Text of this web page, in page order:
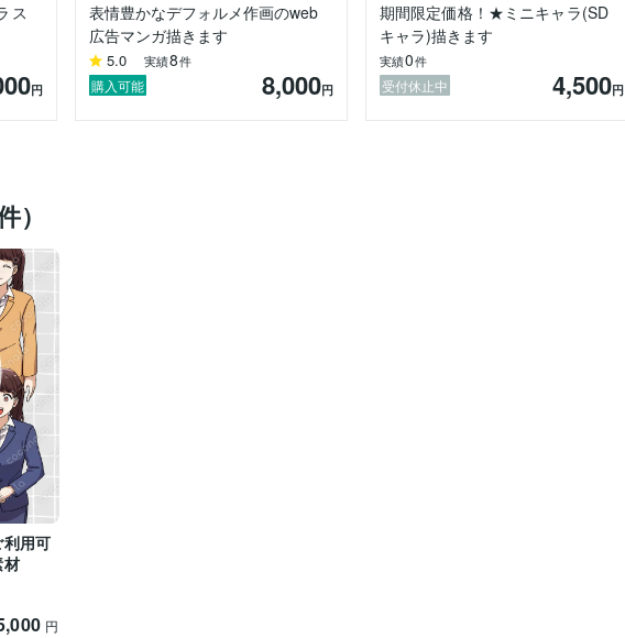
ス
円
表情豊かなデフォルメ作画のweb
広告マンガ描きます
5.0 実績8件
購入可能 8,000円
期間限定価格！★ミニキャラ(SD
キャラ)描きます
実績0件
受付休止中 4,500円
）
用可
材
円